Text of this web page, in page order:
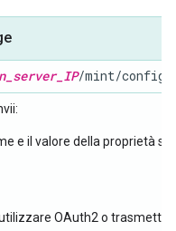
/mint/config/
e il valore della proprietà
OAuth2 o